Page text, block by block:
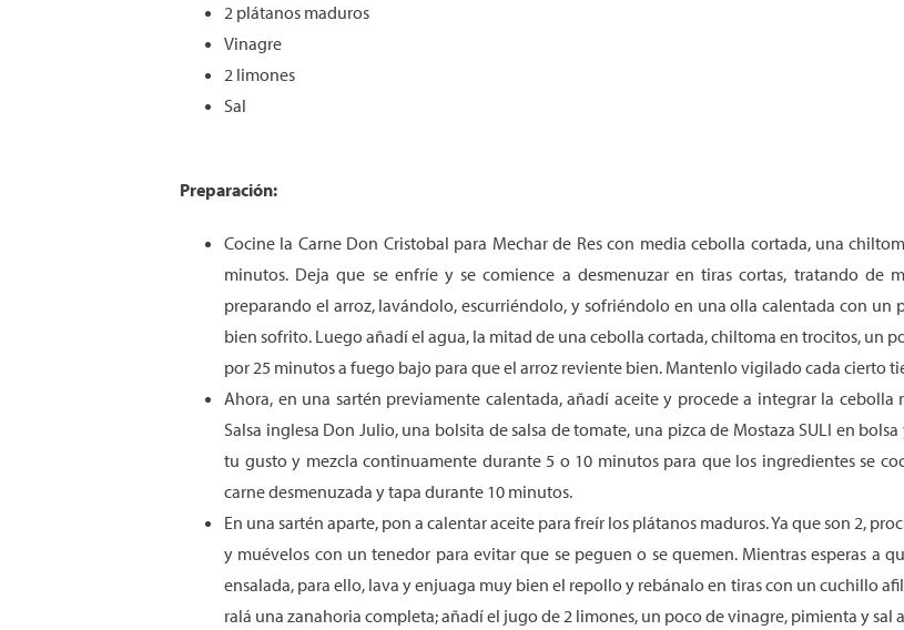
2 plátanos maduros
Vinagre
2 limones
Sal
Preparación:
Cocine la Carne Don Cristobal para Mechar de Res con media cebolla cortada, una
minutos. Deja que se enfríe y se comience a desmenuzar en tiras cortas, tratando de
preparando el arroz, lavándolo, escurriéndolo, y sofriéndolo en una olla calentada con un
bien sofrito. Luego añadí el agua, la mitad de una cebolla cortada, chiltoma en trocitos, un
por 25 minutos a fuego bajo para que el arroz reviente bien. Mantenlo vigilado cada cierto
Ahora, en una sartén previamente calentada, añadí aceite y procede a integrar la
Salsa inglesa Don Julio, una bolsita de salsa de tomate, una pizca de Mostaza SULI en
tu gusto y mezcla continuamente durante 5 o 10 minutos para que los ingredientes se
carne desmenuzada y tapa durante 10 minutos.
En una sartén aparte, pon a calentar aceite para freír los plátanos maduros. Ya que son 2,
y muévelos con un tenedor para evitar que se peguen o se quemen. Mientras esperas a
ensalada, para ello, lava y enjuaga muy bien el repollo y rebánalo en tiras con un cuchillo
ralá una zanahoria completa; añadí el jugo de 2 limones, un poco de vinagre, pimienta y sal